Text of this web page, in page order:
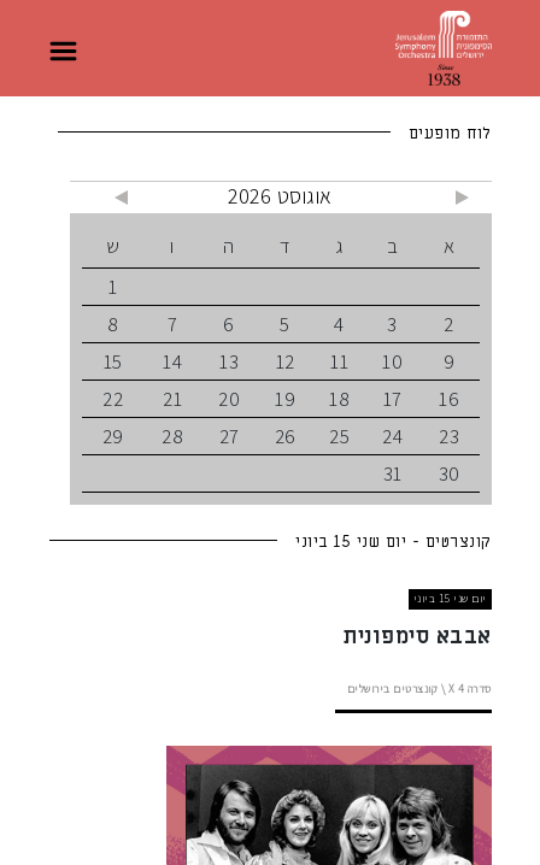
קונצרטים - יום שני 15 ביוני
יום שני 15 ביוני
סדרה X 4 \ קונצרטים בירושלים
אבבא סימפונית
לוח מופעים
אוגוסט 2026
א ב ג ד ה ו
ש
1
2
3
4
5
6
7
8
9
10
11
12
13
14
15
16
17
18
19
20
21
22
23
24
25
26
27
28
29
30
31